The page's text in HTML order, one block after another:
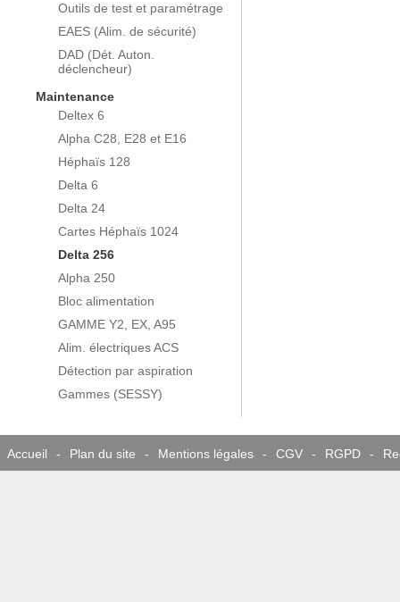
Outils de test et paramétrage
EAES (Alim. de sécurité)
DAD (Dét. Auton.
déclencheur)
Maintenance
Deltex 6
Alpha C28, E28 et E16
Héphaïs 128
Delta 6
Delta 24
Cartes Héphaïs 1024
Delta 256
Alpha 250
Bloc alimentation
GAMME Y2, EX, A95
Alim. électriques ACS
Détection par aspiration
Gammes (SESSY)
Accueil - Plan du site - Mentions légales - CGV - RGPD -